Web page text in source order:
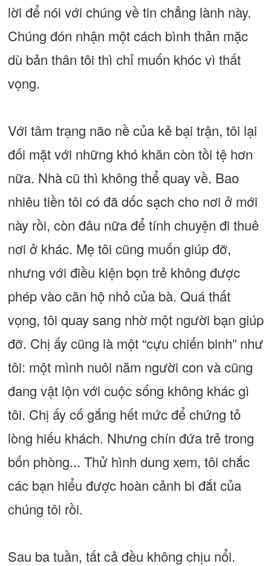
lời để nói với chúng về tin chẳng lành này.
Chúng đón nhận một cách bình thản mặc
dù bản thân tôi thì chỉ muốn khóc vì thất
vọng.
Với tâm trạng não nề của kẻ bại trận, tôi lại
đối mặt với những khó khăn còn tồi tệ hơn
nữa. Nhà cũ thì không thể quay về. Bao
nhiêu tiền tôi có đã dốc sạch cho nơi ở mới
này rồi, còn đâu nữa để tính chuyện đi thuê
nơi ở khác. Mẹ tôi cũng muốn giúp đỡ,
nhưng với điều kiện bọn trẻ không được
phép vào căn hộ nhỏ của bà. Quá thất
vọng, tôi quay sang nhờ một người bạn giúp
đỡ. Chị ấy cũng là một “cựu chiến binh” như
tôi: một mình nuôi năm người con và cũng
đang vật lộn với cuộc sống không khác gì
tôi. Chị ấy cố gắng hết mức để chứng tỏ
lòng hiếu khách. Nhưng chín đứa trẻ trong
bốn phòng... Thử hình dung xem, tôi chắc
các bạn hiểu được hoàn cảnh bi đắt của
chúng tôi rồi.
Sau ba tuần, tất cả đều không chịu nổi.